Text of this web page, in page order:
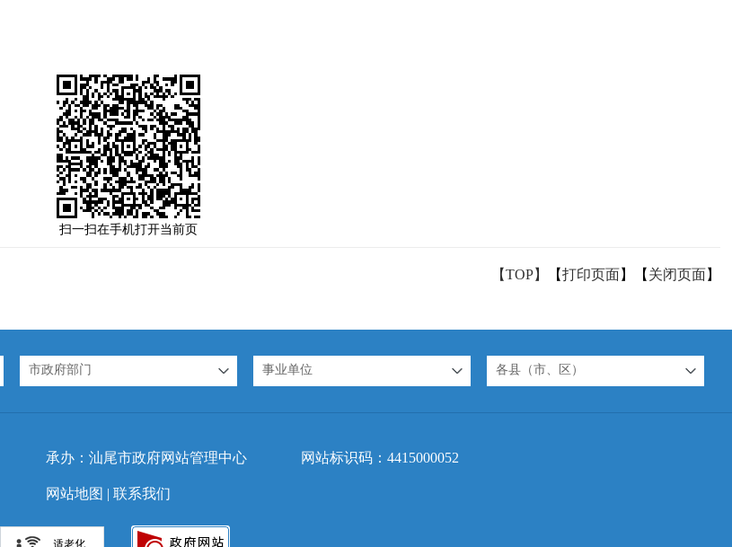
扫一扫在手机打开当前页
【TOP】 【打印页面】【 关闭页面】
市政府部门 事业单位 各县（市、区）
承办：汕尾市政府网站管理中心 网站标识码：4415000052
网站地图 | 联系我们